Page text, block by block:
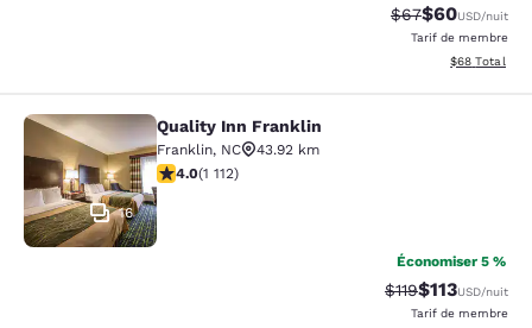
Tarif barré :
$67Tarif réduit :
$60USD/nuit
Tarif de membre
Afficher les
$68 Total
Quality Inn Franklin
16
Quality Inn Franklin
Franklin, NC
43.92 km
4.02 étoiles. Très bon. 1112 commentaires
4.0(1 112)
Économiser 5 %
Tarif barré :
$119Tarif réduit :
$113USD/nuit
Tarif de membre